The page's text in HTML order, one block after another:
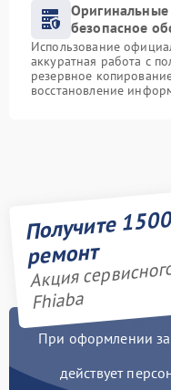
безопасное
Использование
аккуратная работа с
резервное
восстановление
Получите
ремонт
Акция
Fhiaba
При оформлении
действует